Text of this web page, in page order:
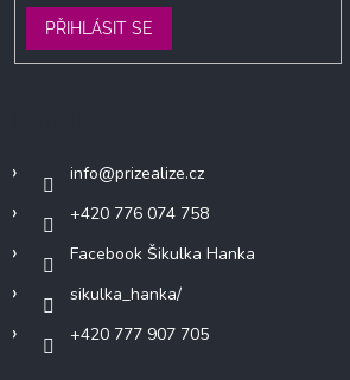
PŘIHLÁSIT SE
info@prizealize.cz
+420 776 074 758
Facebook Šikulka Hanka
sikulka_hanka/
+420 777 907 705